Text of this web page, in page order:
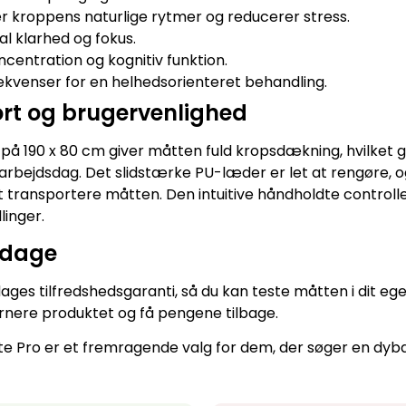
kroppens naturlige rytmer og reducerer stress.
klarhed og fokus.
og kognitiv funktion.
for en helhedsorienteret behandling.
og brugervenlighed
190 x 80 cm giver måtten fuld kropsdækning, hvilket
Det slidstærke PU-læder er let at rengøre,
måtten. Den intuitive håndholdte
tilfredshedsgaranti, så du kan teste måtten i dit
produktet og få pengene tilbage.
Pro er et fremragende valg for dem, der søger en